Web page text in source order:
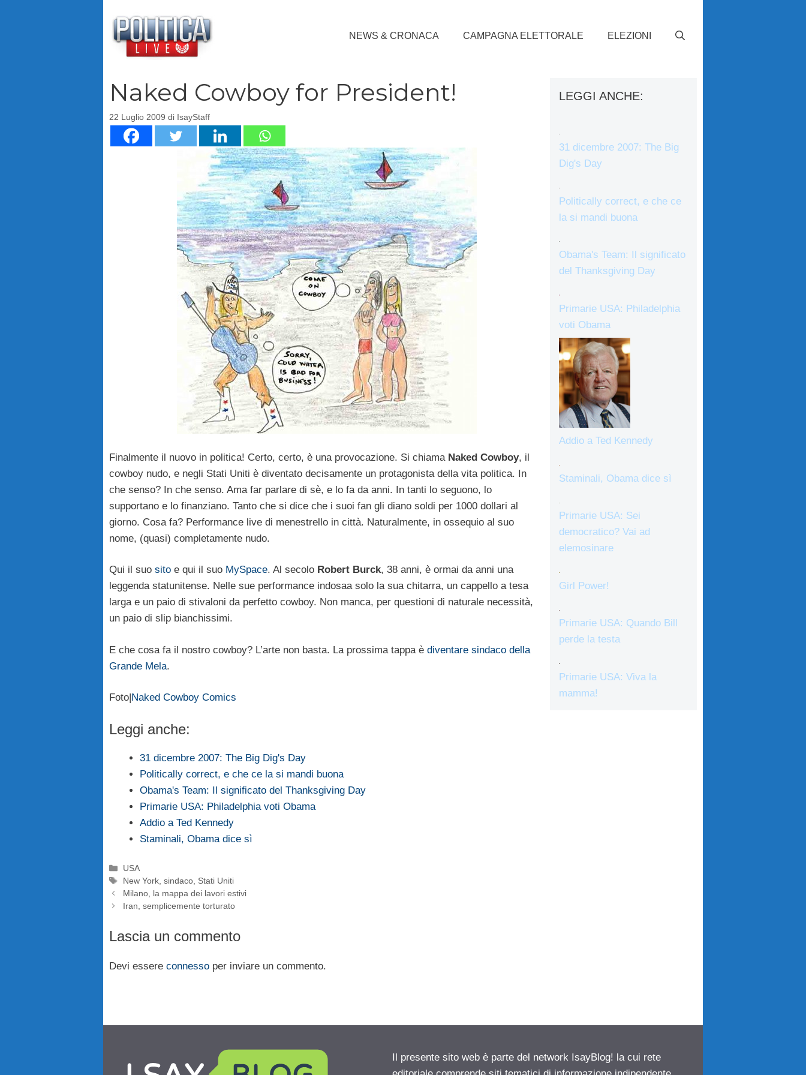
NEWS & CRONACA CAMPAGNA ELETTORALE ELEZIONI
Naked Cowboy for President!
22 Luglio 2009 di IsayStaff
Finalmente il nuovo in politica! Certo, certo, è una provocazione. Si chiama Naked Cowboy, il
cowboy nudo, e negli Stati Uniti è diventato decisamente un protagonista della vita politica. In
che senso? In che senso. Ama far parlare di sè, e lo fa da anni. In tanti lo seguono, lo
supportano e lo finanziano. Tanto che si dice che i suoi fan gli diano soldi per 1000 dollari al
giorno. Cosa fa? Performance live di menestrello in città. Naturalmente, in ossequio al suo
nome, (quasi) completamente nudo.
Qui il suo sito e qui il suo MySpace. Al secolo Robert Burck, 38 anni, è ormai da anni una
leggenda statunitense. Nelle sue performance indosaa solo la sua chitarra, un cappello a tesa
larga e un paio di stivaloni da perfetto cowboy. Non manca, per questioni di naturale necessità,
un paio di slip bianchissimi.
E che cosa fa il nostro cowboy? L’arte non basta. La prossima tappa è diventare sindaco della
Grande Mela.
Foto| Naked Cowboy Comics
Leggi anche:
31 dicembre 2007: The Big Dig's Day
Politically correct, e che ce la si mandi buona
Obama's Team: Il significato del Thanksgiving Day
Primarie USA: Philadelphia voti Obama
Addio a Ted Kennedy
Staminali, Obama dice sì
Categorie
USA
Tag
New York,sindaco, Stati Uniti
Milano, la mappa dei lavori estivi
Iran, semplicemente torturato
Lascia un commento
Devi essere connesso per inviare un commento.
LEGGI ANCHE:
31 dicembre 2007: The Big
Dig's Day
Politically correct, e che ce
la si mandi buona
Obama's Team: Il significato
del Thanksgiving Day
Primarie USA: Philadelphia
voti Obama
Addio a Ted Kennedy
Staminali, Obama dice sì
Primarie USA: Sei
democratico? Vai ad
elemosinare
Girl Power!
Primarie USA: Quando Bill
perde la testa
Primarie USA: Viva la
mamma!
Il presente sito web è parte del network IsayBlog! la cui rete